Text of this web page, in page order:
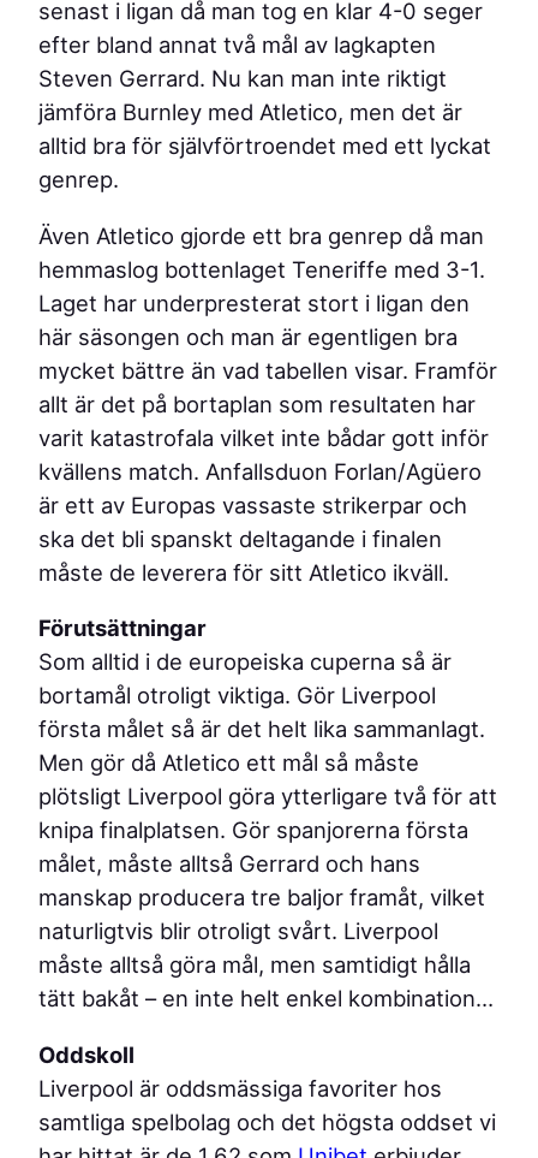
senast i ligan då man tog en klar 4-0 seger
efter bland annat två mål av lagkapten
Steven Gerrard. Nu kan man inte riktigt
jämföra Burnley med Atletico, men det är
alltid bra för självförtroendet med ett lyckat
genrep.
Även Atletico gjorde ett bra genrep då man
hemmaslog bottenlaget Teneriffe med 3-1.
Laget har underpresterat stort i ligan den
här säsongen och man är egentligen bra
mycket bättre än vad tabellen visar. Framför
allt är det på bortaplan som resultaten har
varit katastrofala vilket inte bådar gott inför
kvällens match. Anfallsduon Forlan/Agüero
är ett av Europas vassaste strikerpar och
ska det bli spanskt deltagande i finalen
måste de leverera för sitt Atletico ikväll.
Förutsättningar
Som alltid i de europeiska cuperna så är
bortamål otroligt viktiga. Gör Liverpool
första målet så är det helt lika sammanlagt.
Men gör då Atletico ett mål så måste
plötsligt Liverpool göra ytterligare två för att
knipa finalplatsen. Gör spanjorerna första
målet, måste alltså Gerrard och hans
manskap producera tre baljor framåt, vilket
naturligtvis blir otroligt svårt. Liverpool
måste alltså göra mål, men samtidigt hålla
tätt bakåt – en inte helt enkel kombination…
Oddskoll
Liverpool är oddsmässiga favoriter hos
samtliga spelbolag och det högsta oddset vi